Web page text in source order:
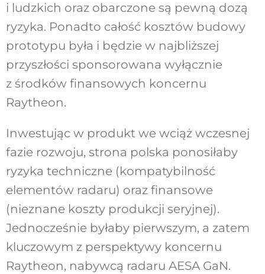
i ludzkich oraz obarczone są pewną dozą
ryzyka. Ponadto całość kosztów budowy
prototypu była i będzie w najbliższej
przyszłości sponsorowana wyłącznie
z środków finansowych koncernu
Raytheon.
Inwestując w produkt we wciąż wczesnej
fazie rozwoju, strona polska ponosiłaby
ryzyka techniczne (kompatybilność
elementów radaru) oraz finansowe
(nieznane koszty produkcji seryjnej).
Jednocześnie byłaby pierwszym, a zatem
kluczowym z perspektywy koncernu
Raytheon, nabywcą radaru AESA GaN.